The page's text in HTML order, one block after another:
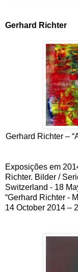
Gerhard Richter
Gerhard Richter –
Exposições em
Richter. Bilder /
Switzerland - 18
“Gerhard Richter -
14 October 2014 –